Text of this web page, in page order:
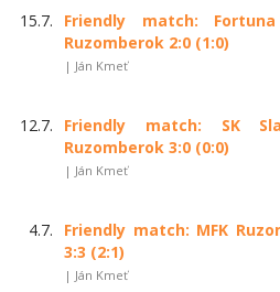
15.7.
Friendly match:
Ruzomberok 2:0 (1:0)
| Ján Kmeť
12.7.
Friendly match: SK
Ruzomberok 3:0 (0:0)
| Ján Kmeť
4.7.
Friendly match: MFK
3:3 (2:1)
| Ján Kmeť